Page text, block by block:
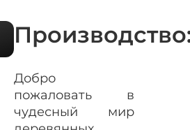
Добро
пожаловать в
чудесный мир